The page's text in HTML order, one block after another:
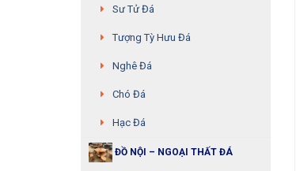
Sư Tử Đá
Tượng Tỳ Hưu Đá
Nghê Đá
Chó Đá
Hạc Đá
ĐỒ NỘI – NGOẠI THẤT ĐÁ